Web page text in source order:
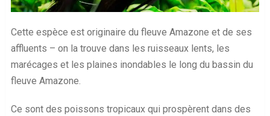
Cette espèce est originaire du fleuve Amazone et de ses
affluents – on la trouve dans les ruisseaux lents, les
marécages et les plaines inondables le long du bassin du
fleuve Amazone.
Ce sont des poissons tropicaux qui prospèrent dans des